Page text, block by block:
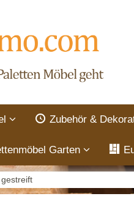
Zubehör &
Garten